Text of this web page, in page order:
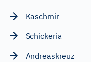
Kaschmir
Schickeria
Andreaskreuz